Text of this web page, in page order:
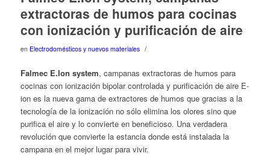
extractoras de humos para cocinas
con ionización y purificación de aire
en Electrodomésticos y nuevos materiales /
Falmec E.Ion system, campanas extractoras de humos para
cocinas con ionización bipolar controlada y purificación de aire E-
ion es la nueva gama de extractores de humos que gracias a la
tecnología de la ionización no sólo elimina los olores sino que
purifica el aire y lo convierte en beneficioso. Una verdadera
revolución que convierte la estancia donde está instalada la
campana en el mejor lugar para vivir.